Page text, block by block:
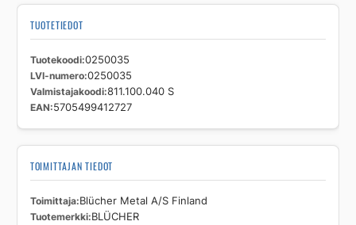
TUOTETIEDOT
Tuotekoodi 0250035
LVI-numero 0250035
Valmistajakoodi 811.100.040 S
EAN 5705499412727
TOIMITTAJAN TIEDOT
Toimittaja Blücher Metal A/S Finland
Tuotemerkki BLÜCHER